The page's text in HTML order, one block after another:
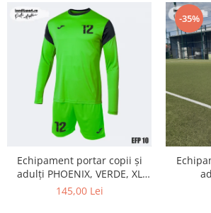
Echipament portar copii și
adulți PHOENIX, VERDE, XL
EFP10
145,00 Lei
-35%